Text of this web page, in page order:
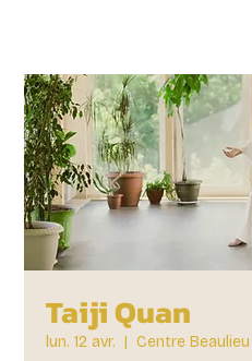
Taiji Quan
lun. 12 avr.
  |
Centre Beaulieu